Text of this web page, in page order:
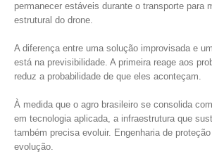
permanecer estáveis durante o transporte para
estrutural do drone.
A diferença entre uma solução improvisada e
está na previsibilidade. A primeira reage aos
reduz a probabilidade de que eles aconteçam.
À medida que o agro brasileiro se consolida
em tecnologia aplicada, a infraestrutura que
também precisa evoluir. Engenharia de
evolução.